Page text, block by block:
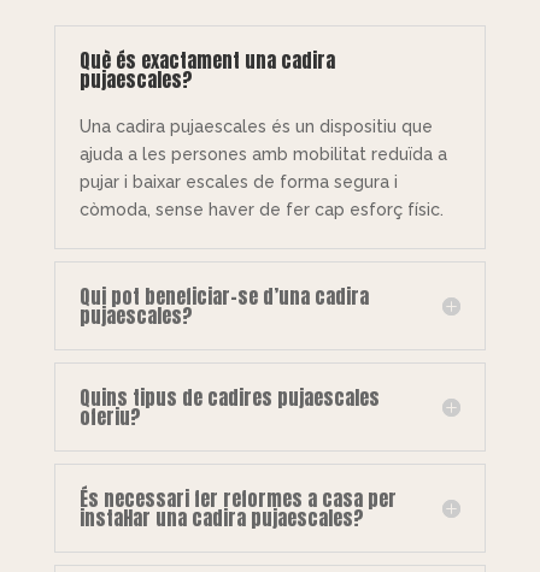
Què és exactament una cadira
pujaescales?
Una cadira pujaescales és un dispositiu que
ajuda a les persones amb mobilitat reduïda a
pujar i baixar escales de forma segura i
còmoda, sense haver de fer cap esforç físic.
Qui pot beneficiar-se d’una cadira
pujaescales?
Quins tipus de cadires pujaescales
oferiu?
És necessari fer reformes a casa per
instal·lar una cadira pujaescales?